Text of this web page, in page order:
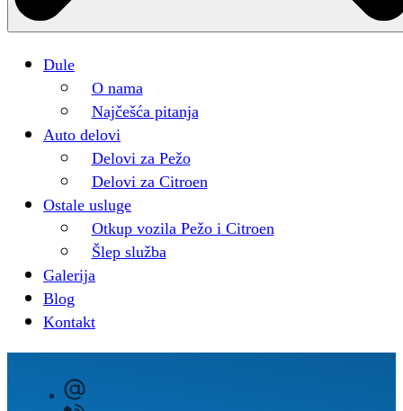
Dule
O nama
Najčešća pitanja
Auto delovi
Delovi za Pežo
Delovi za Citroen
Ostale usluge
Otkup vozila Pežo i Citroen
Šlep služba
Galerija
Blog
Kontakt